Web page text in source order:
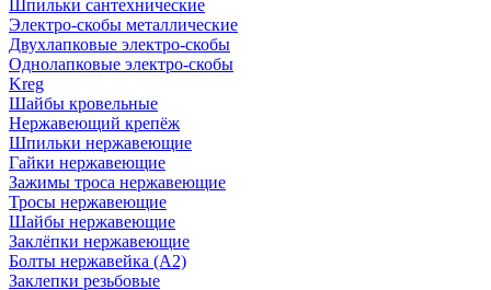
Шпильки сантехнические
Электро-скобы металлические
Двухлапковые электро-скобы
Однолапковые электро-скобы
Kreg
Шайбы кровельные
Нержавеющий крепёж
Шпильки нержавеющие
Гайки нержавеющие
Зажимы троса нержавеющие
Тросы нержавеющие
Шайбы нержавеющие
Заклёпки нержавеющие
Болты нержавейка (А2)
Заклепки резьбовые